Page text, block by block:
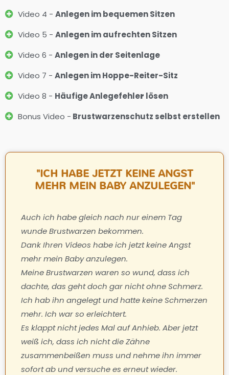
Video 4 - Anlegen im bequemen Sitzen
Video 5 - Anlegen im aufrechten Sitzen
Video 6 - Anlegen in der Seitenlage
Video 7 - Anlegen im Hoppe-Reiter-Sitz
Video 8 - Häufige Anlegefehler lösen
Bonus Video - Brustwarzenschutz selbst erstellen
"ICH HABE JETZT KEINE ANGST
MEHR MEIN BABY ANZULEGEN"
Auch ich habe gleich nach nur einem Tag
wunde Brustwarzen bekommen.
Dank Ihren Videos habe ich jetzt keine Angst
mehr mein Baby anzulegen.
Meine Brustwarzen waren so wund, dass ich
dachte, das geht doch gar nicht ohne Schmerz.
Ich hab ihn angelegt und hatte keine Schmerzen
mehr. Ich war so erleichtert.
Es klappt nicht jedes Mal auf Anhieb. Aber jetzt
weiß ich, dass ich nicht die Zähne
zusammenbeißen muss und nehme ihn immer
sofort ab und versuche es erneut wieder.